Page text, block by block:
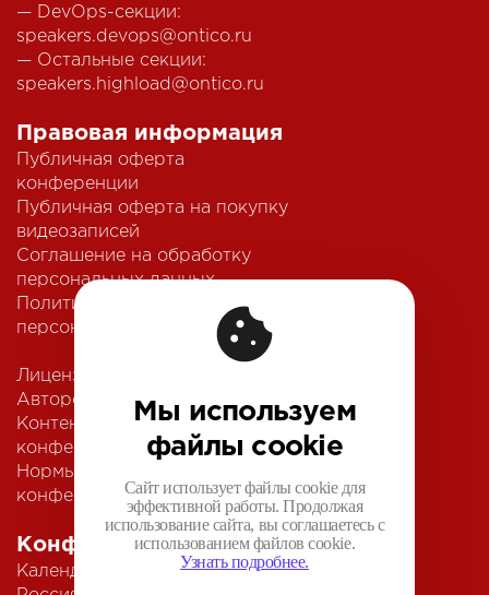
— DevOps-секции:
speakers.devops@ontico.ru
— Остальные секции:
speakers.highload@ontico.ru
Конференции
Календарь
Правовая информация
Публичная оферта
конференции
Публичная оферта на покупку
видеозаписей
Соглашение на обработку
персональных данных
Политика обработки
персональных данных
Лицензионный договор с
Автором
Контентная политика
конференции
Нормы поведения для
конференции
Мы используем
файлы cookie
Сайт использует файлы cookie для
эффективной работы. Продолжая
использование сайта, вы соглашаетесь с
использованием файлов cookie.
Узнать подробнее.